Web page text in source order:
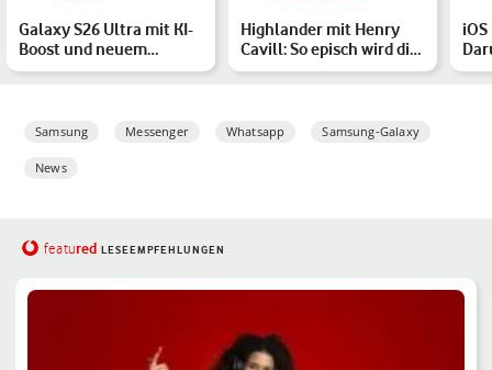
Galaxy S26 Ultra mit KI-
Boost und neuem
Design? Alle Gerüchte
Highlander mit Henry
Cavill: So episch wird die
Neuverfilmung
Samsung Messenger Whatsapp Samsung-Galaxy
News
featured LESEEMPFEHLUNGEN